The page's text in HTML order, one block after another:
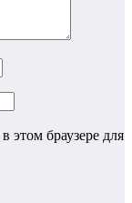
этом браузере для